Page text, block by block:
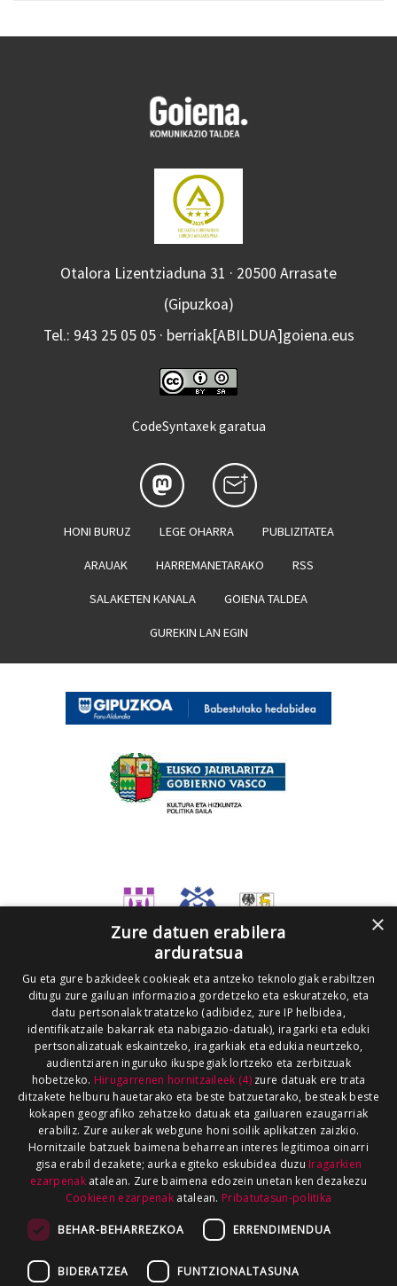
Otalora Lizentziaduna 31 · 20500 Arrasate
(Gipuzkoa)
Tel.: 943 25 05 05 · berriak[ABILDUA]goiena.eus
CodeSyntaxek garatua
HONI BURUZ LEGE OHARRA PUBLIZITATEA
ARAUAK HARREMANETARAKO RSS
SALAKETEN KANALA GOIENA TALDEA
GUREKIN LAN EGIN
×
Zure datuen erabilera
arduratsua
Gu eta gure bazkideek cookieak eta antzeko teknologiak erabiltzen
ditugu zure gailuan informazioa gordetzeko eta eskuratzeko, eta
datu pertsonalak tratatzeko (adibidez, zure IP helbidea,
identifikatzaile bakarrak eta nabigazio-datuak), iragarki eta eduki
pertsonalizatuak eskaintzeko, iragarkiak eta edukia neurtzeko,
audientziaren inguruko ikuspegiak lortzeko eta zerbitzuak
hobetzeko. Hirugarrenen hornitzaileek (4)zure datuak ere trata
ditzakete helburu hauetarako eta beste batzuetarako, besteak beste
kokapen geografiko zehatzeko datuak eta gailuaren ezaugarriak
erabiliz. Zure aukerak webgune honi soilik aplikatzen zaizkio.
Hornitzaile batzuek baimena beharrean interes legitimoa oinarri
gisa erabil dezakete; aurka egiteko eskubidea duzu Iragarkien
ezarpenakatalean. Zure baimena edozein unetan ken dezakezu
Cookieen ezarpenak atalean. Pribatutasun-politika
BEHAR-BEHARREZKOA ERRENDIMENDUA
BIDERATZEA FUNTZIONALTASUNA